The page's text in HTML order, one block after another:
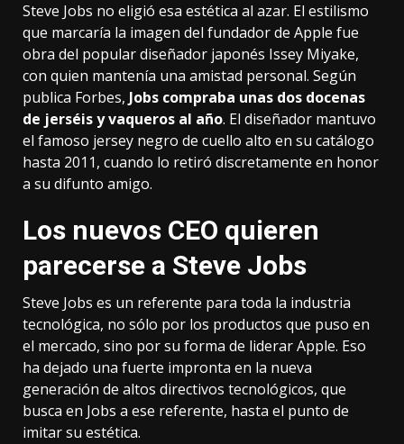
Steve Jobs no eligió esa estética al azar. El estilismo
que marcaría la imagen del fundador de Apple fue
obra del popular diseñador japonés Issey Miyake,
con quien mantenía una amistad personal. Según
publica Forbes, Jobs compraba unas dos docenas
de jerséis y vaqueros al año. El diseñador mantuvo
el famoso jersey negro de cuello alto en su catálogo
hasta 2011, cuando lo retiró discretamente en honor
a su difunto amigo.
Los nuevos CEO quieren
parecerse a Steve Jobs
Steve Jobs es un referente para toda la industria
tecnológica, no sólo por los productos que puso en
el mercado, sino por su forma de liderar Apple. Eso
ha dejado una fuerte impronta en la nueva
generación de altos directivos tecnológicos, que
busca en Jobs a ese referente, hasta el punto de
imitar su estética.